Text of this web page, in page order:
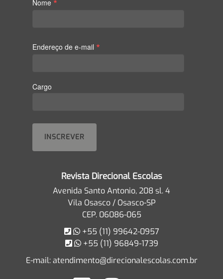
Nome *
Endereço de e-mail *
Cargo
Revista Direcional Escolas
Avenida Santo Antonio, 208 sl. 4
Vila Osasco / Osasco-SP
CEP. 06086-065
+55 (11) 99642-0957
+55 (11) 96849-1739
E-mail:atendimento@direcionalescolas.com.br